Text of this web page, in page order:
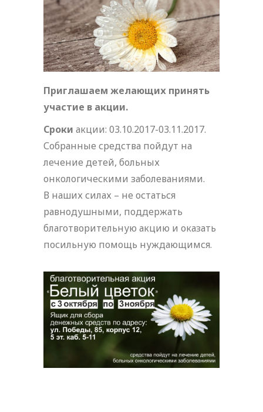
Приглашаем желающих принять
участие в акции.
Сроки акции: 03.10.2017-03.11.2017.
Собранные средства пойдут на
лечение детей, больных
онкологическими заболеваниями.
В наших силах – не остаться
равнодушными, поддержать
благотворительную акцию и оказать
посильную помощь нуждающимся.